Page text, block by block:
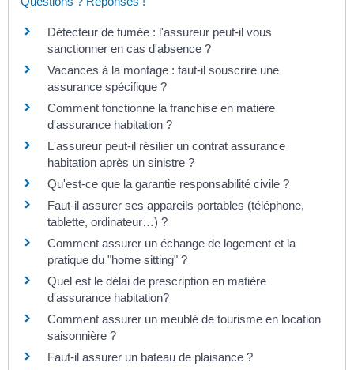
Détecteur de fumée : l'assureur peut-il vous
sanctionner en cas d'absence ?
Vacances à la montage : faut-il souscrire une
assurance spécifique ?
Comment fonctionne la franchise en matière
d'assurance habitation ?
L'assureur peut-il résilier un contrat assurance
habitation après un sinistre ?
Qu'est-ce que la garantie responsabilité civile ?
Faut-il assurer ses appareils portables (téléphone,
tablette, ordinateur…) ?
Comment assurer un échange de logement et la
pratique du "home sitting" ?
Quel est le délai de prescription en matière
d'assurance habitation?
Comment assurer un meublé de tourisme en location
saisonnière ?
Faut-il assurer un bateau de plaisance ?